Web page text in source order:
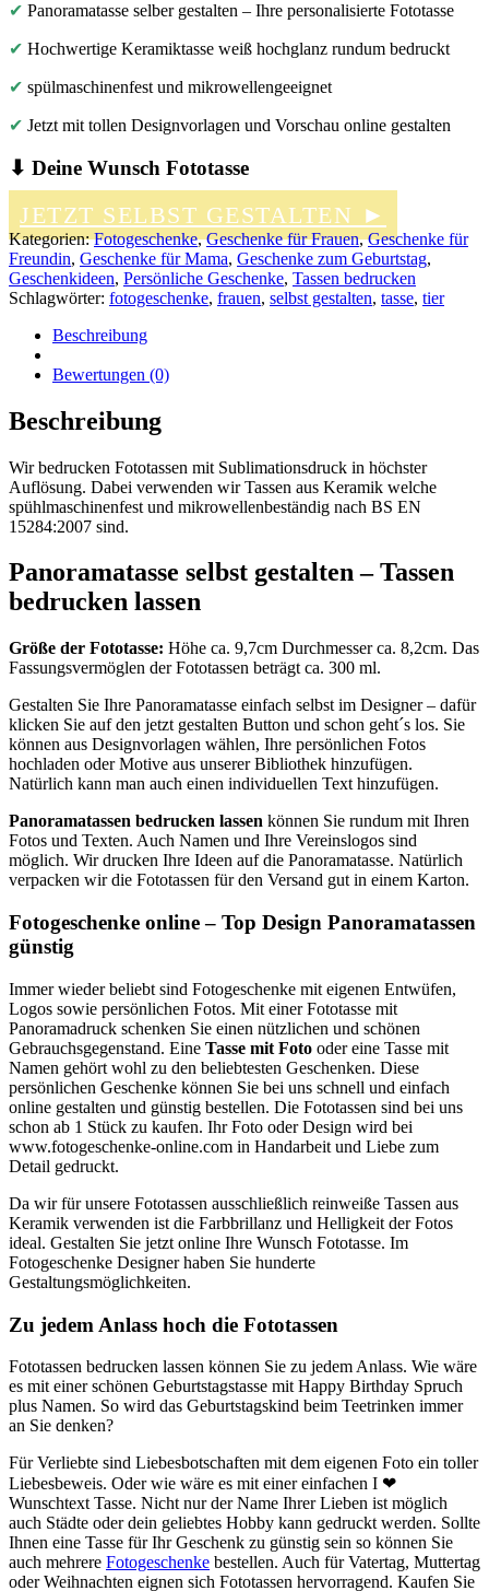
✔ Panoramatasse selber gestalten – Ihre personalisierte Fototasse
✔ Hochwertige Keramiktasse weiß hochglanz rundum bedruckt
✔ spülmaschinenfest und mikrowellengeeignet
✔ Jetzt mit tollen Designvorlagen und Vorschau online gestalten
⬇ Deine Wunsch Fototasse
JETZT SELBST GESTALTEN ►
Kategorien:Fotogeschenke,Geschenke für Frauen,Geschenke für
Freundin, Geschenke für Mama, Geschenke zum Geburtstag,
Geschenkideen, Persönliche Geschenke, Tassen bedrucken
Schlagwörter: fotogeschenke, frauen, selbst gestalten, tasse, tier
Beschreibung
Bewertungen (0)
Beschreibung
Wir bedrucken Fototassen mit Sublimationsdruck in höchster
Auflösung. Dabei verwenden wir Tassen aus Keramik welche
spühlmaschinenfest und mikrowellenbeständig nach BS EN
15284:2007 sind.
Panoramatasse selbst gestalten – Tassen
bedrucken lassen
Größe der Fototasse: Höhe ca. 9,7cm Durchmesser ca. 8,2cm. Das
Fassungsvermöglen der Fototassen beträgt ca. 300 ml.
Gestalten Sie Ihre Panoramatasse einfach selbst im Designer – dafür
klicken Sie auf den jetzt gestalten Button und schon geht´s los. Sie
können aus Designvorlagen wählen, Ihre persönlichen Fotos
hochladen oder Motive aus unserer Bibliothek hinzufügen.
Natürlich kann man auch einen individuellen Text hinzufügen.
Panoramatassen bedrucken lassen können Sie rundum mit Ihren
Fotos und Texten. Auch Namen und Ihre Vereinslogos sind
möglich. Wir drucken Ihre Ideen auf die Panoramatasse. Natürlich
verpacken wir die Fototassen für den Versand gut in einem Karton.
Fotogeschenke online – Top Design Panoramatassen
günstig
Immer wieder beliebt sind Fotogeschenke mit eigenen Entwüfen,
Logos sowie persönlichen Fotos. Mit einer Fototasse mit
Panoramadruck schenken Sie einen nützlichen und schönen
Gebrauchsgegenstand. Eine Tasse mit Foto oder eine Tasse mit
Namen gehört wohl zu den beliebtesten Geschenken. Diese
persönlichen Geschenke können Sie bei uns schnell und einfach
online gestalten und günstig bestellen. Die Fototassen sind bei uns
schon ab 1 Stück zu kaufen. Ihr Foto oder Design wird bei
www.fotogeschenke-online.com in Handarbeit und Liebe zum
Detail gedruckt.
Da wir für unsere Fototassen ausschließlich reinweiße Tassen aus
Keramik verwenden ist die Farbbrillanz und Helligkeit der Fotos
ideal. Gestalten Sie jetzt online Ihre Wunsch Fototasse. Im
Fotogeschenke Designer haben Sie hunderte
Gestaltungsmöglichkeiten.
Zu jedem Anlass hoch die Fototassen
Fototassen bedrucken lassen können Sie zu jedem Anlass. Wie wäre
es mit einer schönen Geburtstagstasse mit Happy Birthday Spruch
plus Namen. So wird das Geburtstagskind beim Teetrinken immer
an Sie denken?
Für Verliebte sind Liebesbotschaften mit dem eigenen Foto ein toller
Liebesbeweis. Oder wie wäre es mit einer einfachen I ❤
Wunschtext Tasse. Nicht nur der Name Ihrer Lieben ist möglich
auch Städte oder dein geliebtes Hobby kann gedruckt werden. Sollte
Ihnen eine Tasse für Ihr Geschenk zu günstig sein so können Sie
auch mehrere Fotogeschenke bestellen. Auch für Vatertag, Muttertag
oder Weihnachten eignen sich Fototassen hervorragend. Kaufen Sie